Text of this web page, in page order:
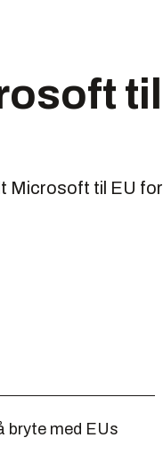
til
Microsoft til EU for
bryte med EUs